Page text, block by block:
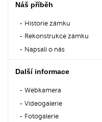
Náš příběh
Historie zámku
Rekonstrukce zámku
Napsali o nás
Další informace
Webkamera
Videogalerie
Fotogalerie